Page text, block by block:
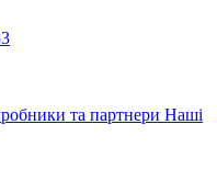
та партнери Наші